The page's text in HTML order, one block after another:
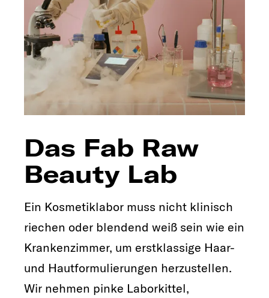
Das Fab Raw
Beauty Lab
Ein Kosmetiklabor muss nicht klinisch
riechen oder blendend weiß sein wie ein
Krankenzimmer, um erstklassige Haar-
und Hautformulierungen herzustellen.
Wir nehmen pinke Laborkittel,